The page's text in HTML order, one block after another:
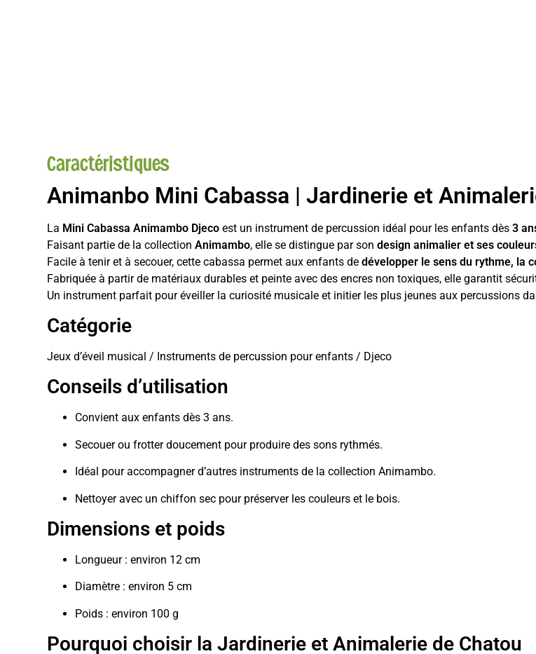
Caractéristiques
Animanbo Mini Cabassa | Jardinerie et
La Mini Cabassa Animambo Djeco est un instrument de percussion idéal pour les enfants dès3
Faisant partie de la collectionAnimambo, elle se distingue par sondesign animalier et ses
Facile à tenir et à secouer, cette cabassa permet aux enfants dedévelopper le sens du rythme, la
Fabriquée à partir de matériaux durables et peinte avec des encres non toxiques, elle garantit
Un instrument parfait pour éveiller la curiosité musicale et initier les plus jeunes aux percussions
Catégorie
Jeux d’éveil musical / Instruments de percussion pour enfants / Djeco
Conseils d’utilisation
Convient aux enfants dès 3 ans.
Secouer ou frotter doucement pour produire des sons rythmés.
Idéal pour accompagner d’autres instruments de la collection Animambo.
Nettoyer avec un chiffon sec pour préserver les couleurs et le bois.
Dimensions et poids
Longueur : environ 12 cm
Diamètre : environ 5 cm
Poids : environ 100 g
Pourquoi choisir la Jardinerie et Animalerie de Chatou